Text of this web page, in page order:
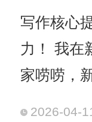
写作核心
力！ 我在
家唠唠，
2026-04-